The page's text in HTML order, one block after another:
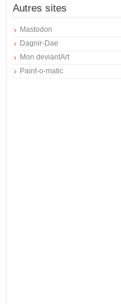
Autres sites
Mastodon
Dagnir-Dae
Mon deviantArt
Paint-o-matic